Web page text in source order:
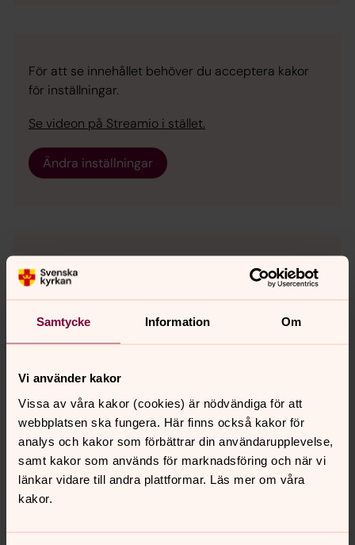
Samtycke Information Om
Vi använder kakor
Vissa av våra kakor (cookies) är nödvändiga för att
webbplatsen ska fungera. Här finns också kakor för
analys och kakor som förbättrar din användarupplevelse,
samt kakor som används för marknadsföring och när vi
länkar vidare till andra plattformar. Läs mer om våra
kakor.
För att se innehållet behöver du acceptera kakor
för inställningar.
Se videon på Streamio i stället.
Ändra inställningar
För att se innehållet behöver du acceptera kakor
för inställningar.
Se videon på Streamio i stället.
För att se innehållet behöver du acceptera kakor
för inställningar.
Se videon på Streamio i stället.